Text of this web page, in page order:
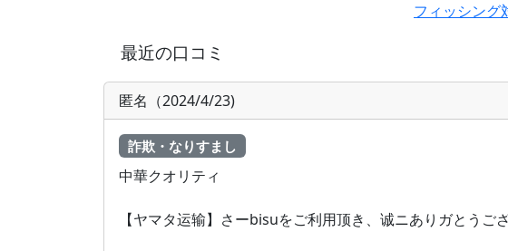
フィッシング
最近の口コミ
匿名（2024/4/23)
詐欺・なりすまし
中華クオリティ
【ヤマタ运输】さーbisuをご利用顶き、诚ニありガとうご